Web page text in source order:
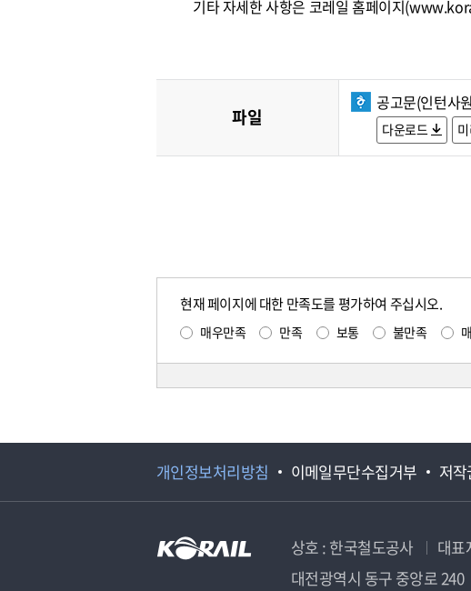
기타 자세한 사항은 코레일 홈페이지
파일
공고문(인턴사
다운로드
현재 페이지에 대한 만족도를 평가하여 주십시오.
매우만족 만족 보통 불만족
개인정보처리방침 이메일무단수집거부 저
상호 : 한국철도공사 대표
대전광역시 동구 중앙로 240